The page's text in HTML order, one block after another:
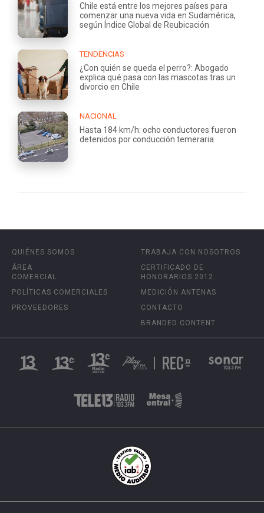
Chile está entre los mejores países para
comenzar una nueva vida en Sudamérica,
según Índice Global de Reubicación
TENDENCIAS
¿Con quién se queda el perro?: Abogado
explica qué pasa con las mascotas tras un
divorcio en Chile
NACIONAL
Hasta 184 km/h: ocho conductores fueron
detenidos por conducción temeraria
QUIÉNES SOMOS
ÁREA
COMERCIAL
POLÍTICAS COMERCIALES
PROVEEDORES
TRABAJA CON NOSOTROS
CERTIFICADO DE
HONORARIOS 2012
MEDICIÓN ANTENAS
CONTACTO
BRANDED CONTENT